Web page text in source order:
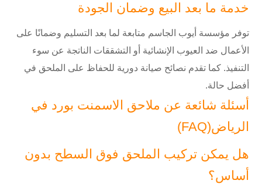
خدمة ما بعد البيع وضمان الجودة
توفر مؤسسة أيوب الجاسم متابعة لما بعد التسليم وضمانًا على
الأعمال ضد العيوب الإنشائية أو التشققات الناتجة عن سوء
التنفيذ. كما تقدم نصائح صيانة دورية للحفاظ على الملحق في
أفضل حالة.
أسئلة شائعة عن ملاحق الاسمنت بورد في
الرياض(FAQ)
هل يمكن تركيب الملحق فوق السطح بدون
أساس؟